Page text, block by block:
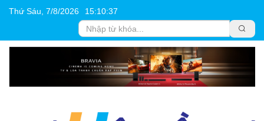
Thứ Sáu, 7/8/2026 15:10:38